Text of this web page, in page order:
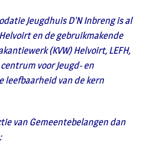
Jeugdhuis D’N Inbreng is al
Helvoirt en de gebruikmakende
(KVW) Helvoirt, LEFH,
voor Jeugd- en
leefbaarheid van de kern
van Gemeentebelangen dan